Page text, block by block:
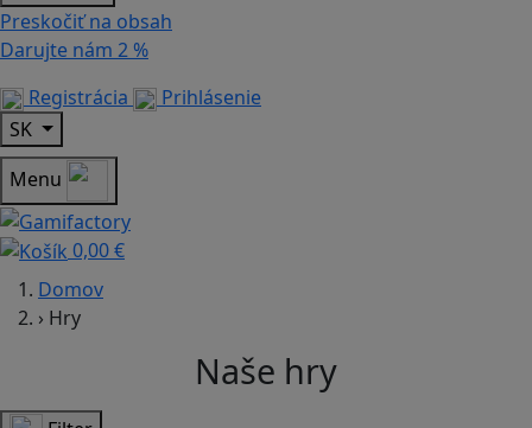
Preskočiť na obsah
Darujte nám 2 %
Registrácia
Prihlásenie
SK
Menu
0,00 €
Domov
› Hry
Naše hry